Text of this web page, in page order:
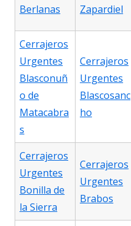
Berlanas
Zapardiel
Cerrajeros
Urgentes
Blasconuñ
o de
Matacabra
s
Cerrajeros
Urgentes
Blascosanc
ho
Cerrajeros
Urgentes
Bonilla de
la Sierra
Cerrajeros
Urgentes
Brabos